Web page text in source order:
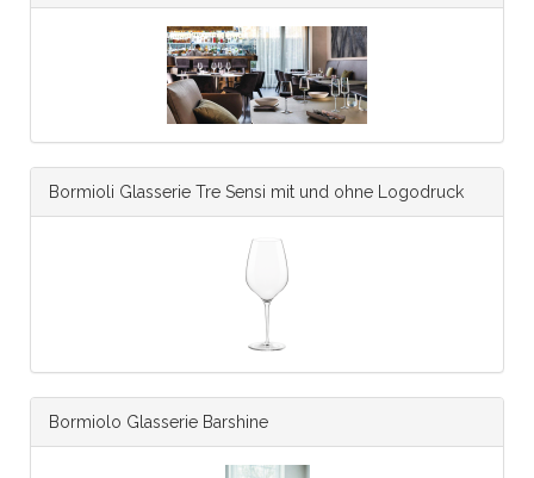
Bormioli Glasserie Tre Sensi mit und ohne Logodruck
Bormiolo Glasserie Barshine